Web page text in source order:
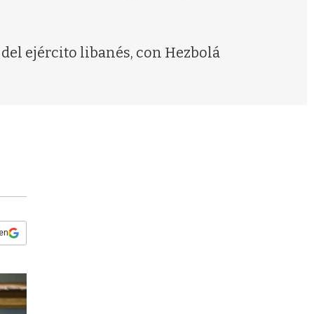
ejército libanés, con Hezbolá